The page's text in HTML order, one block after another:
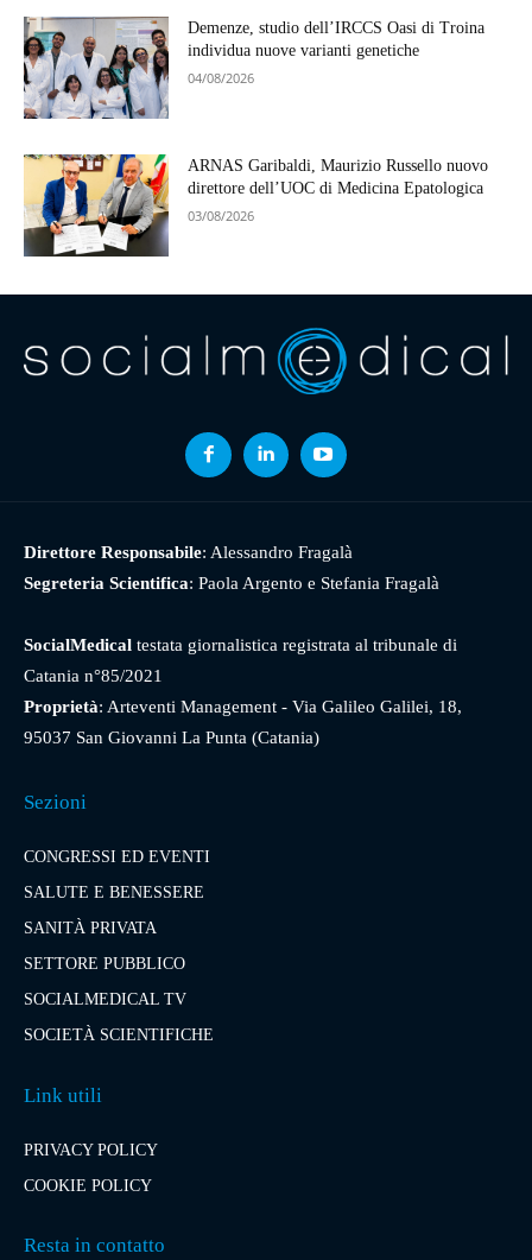
Demenze, studio dell’IRCCS Oasi di Troina
individua nuove varianti genetiche
04/08/2026
ARNAS Garibaldi, Maurizio Russello nuovo
direttore dell’UOC di Medicina Epatologica
03/08/2026
Direttore Responsabile: Alessandro Fragalà
Segreteria Scientifica: Paola Argento e Stefania Fragalà
SocialMedical testata giornalistica registrata al tribunale di
Catania n°85/2021
Proprietà: Arteventi Management - Via Galileo Galilei, 18,
95037 San Giovanni La Punta (Catania)
Sezioni
CONGRESSI ED EVENTI
SALUTE E BENESSERE
SANITÀ PRIVATA
SETTORE PUBBLICO
SOCIALMEDICAL TV
SOCIETÀ SCIENTIFICHE
Link utili
PRIVACY POLICY
COOKIE POLICY
Resta in contatto